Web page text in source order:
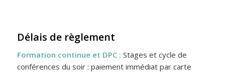
Délais de règlement
Formation continue et DPC : Stages et cycle de
conférences du soir : paiement immédiat par carte